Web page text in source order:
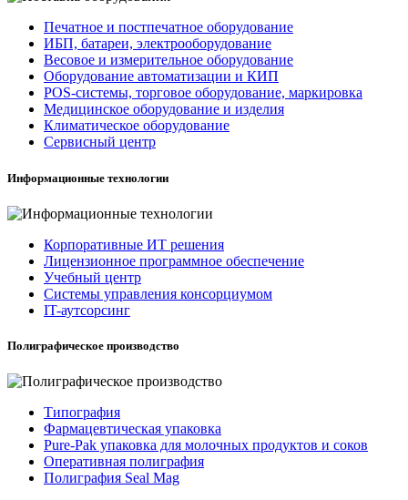
Печатное и постпечатное оборудование
ИБП, батареи, электрооборудование
Весовое и измерительное оборудование
Оборудование автоматизации и КИП
POS-системы, торговое оборудование, маркировка
Медицинское оборудование и изделия
Климатическое оборудование
Сервисный центр
Информационные технологии
Корпоративные ИТ решения
Лицензионное программное обеспечение
Учебный центр
Системы управления консорциумом
IT-аутсорсинг
Полиграфическое производство
Типография
Фармацевтическая упаковка
Pure-Pak упаковка для молочных продуктов и соков
Оперативная полиграфия
Полиграфия Seal Mag